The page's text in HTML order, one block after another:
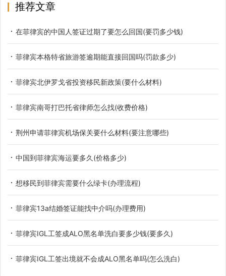
推荐文章
在菲律宾的中国人签证过期了要怎么回国(要罚多少钱)
菲律宾本格特省旅游签逾期能直接回国吗(罚款多少)
菲律宾北伊罗戈省投资移民新政策(要什么材料)
菲律宾南哥打巴托省律师怎么找(收费价格)
荆州申请菲律宾机场保关要什么材料(要注意哪些)
中国到菲律宾海运要多久(价格多少)
想移民到菲律宾需要什么绿卡(办理流程)
菲律宾13a结婚签证能找中介吗(办理费用)
菲律宾IGL工签成ALO黑名单洗白要多少钱(要多久)
菲律宾IGL工签出境就不会成ALO黑名单吗(怎么洗白)